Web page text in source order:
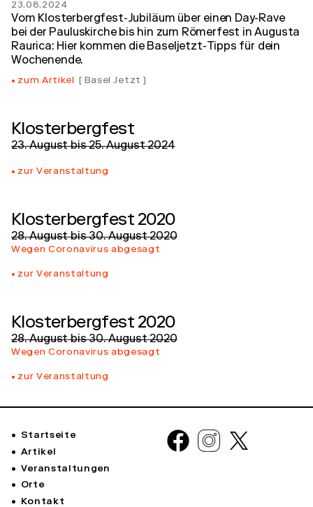
23.08.2024
Vom Klosterbergfest-Jubiläum über einen Day-Rave
bei der Pauluskirche bis hin zum Römerfest in Augusta
Raurica: Hier kommen die Baseljetzt-Tipps für dein
Wochenende.
zum Artikel Basel Jetzt
Klosterbergfest
23. Augustbis25. August 2024
zur Veranstaltung
Klosterbergfest 2020
28. Augustbis30. August 2020
Wegen Coronavirus abgesagt
zur Veranstaltung
Klosterbergfest 2020
28. Augustbis30. August 2020
Wegen Coronavirus abgesagt
zur Veranstaltung
Startseite
Artikel
Veranstaltungen
Orte
Kontakt